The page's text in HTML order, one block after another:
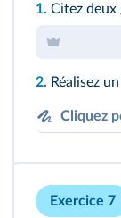
1. Citez deux
2. Réalisez
Cliquez
Exercice 7